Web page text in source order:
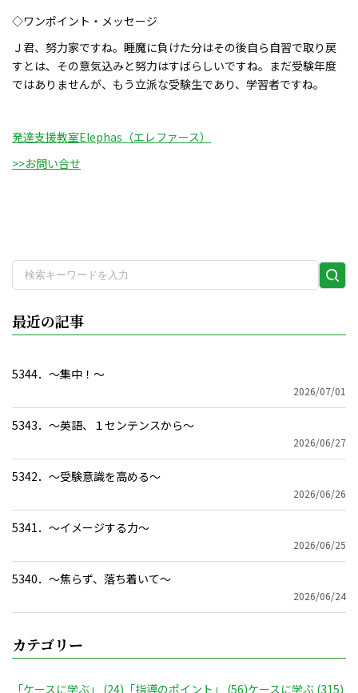
◇ワンポイント・メッセージ
Ｊ君、努力家ですね。睡魔に負けた分はその後自ら自習で取り戻
すとは、その意気込みと努力はすばらしいですね。まだ受験年度
ではありませんが、もう立派な受験生であり、学習者ですね。
発達支援教室Elephas（エレファース）
>>お問い合せ
検
最近の記事
5344．～集中！〜
2026/07/01
5343．～英語、１センテンスから〜
2026/06/27
5342．～受験意識を高める〜
2026/06/26
5341．～イメージする力〜
2026/06/25
5340．～焦らず、落ち着いて〜
2026/06/24
カテゴリー
「ケースに学ぶ」 (24) 「指導のポイント」 (56)ケースに学ぶ (315)